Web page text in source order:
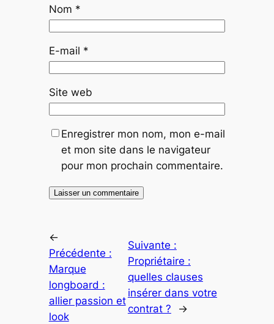
Nom *
E-mail *
Site web
Enregistrer mon nom, mon e-mail
et mon site dans le navigateur
pour mon prochain commentaire.
←
Précédente :
Marque
longboard :
allier passion et
look
Suivante :
Propriétaire :
quelles clauses
insérer dans votre
contrat ?
→